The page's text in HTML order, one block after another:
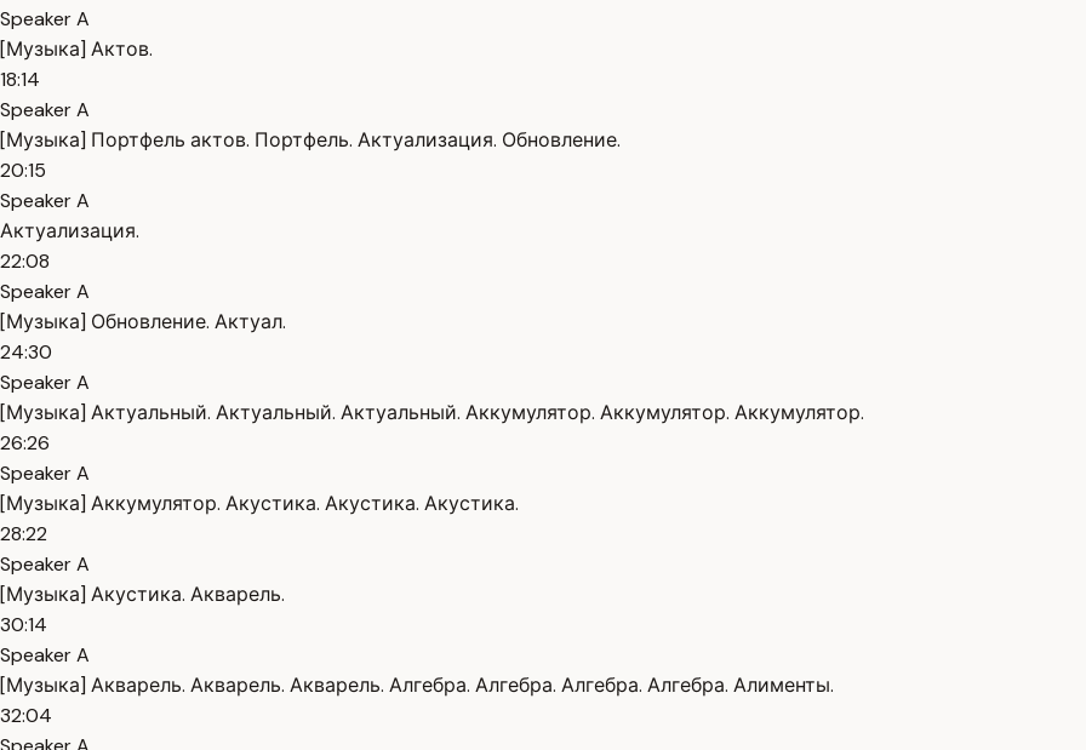
Speaker A
[Музыка] Актов.
18:14
Speaker A
[Музыка] Портфель актов. Портфель. Актуализация. Обновление.
20:15
Speaker A
Актуализация.
22:08
Speaker A
[Музыка] Обновление. Актуал.
24:30
Speaker A
[Музыка] Актуальный. Актуальный. Актуальный. Аккумулятор. Аккумулятор. Аккумулятор.
26:26
Speaker A
[Музыка] Аккумулятор. Акустика. Акустика. Акустика.
28:22
Speaker A
[Музыка] Акустика. Акварель.
30:14
Speaker A
[Музыка] Акварель. Акварель. Акварель. Алгебра. Алгебра. Алгебра. Алгебра. Алименты.
32:04